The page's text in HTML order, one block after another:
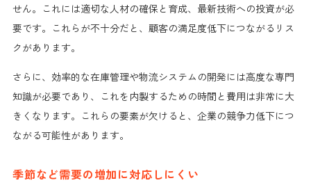
せん。これには適切な人材の確保と育成、最新技術への投資が必
要です。これらが不十分だと、顧客の満足度低下につながるリス
クがあります。
さらに、効率的な在庫管理や物流システムの開発には高度な専門
知識が必要であり、これを内製するための時間と費用は非常に大
きくなります。これらの要素が欠けると、企業の競争力低下につ
ながる可能性があります。
季節など需要の増加に対応しにくい